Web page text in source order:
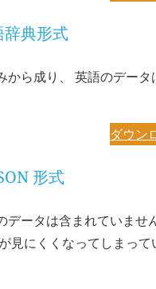
辞典形式
から成り、 英語のデー
ダウン
形式
データは含まれていま
見にくくなってしまっ